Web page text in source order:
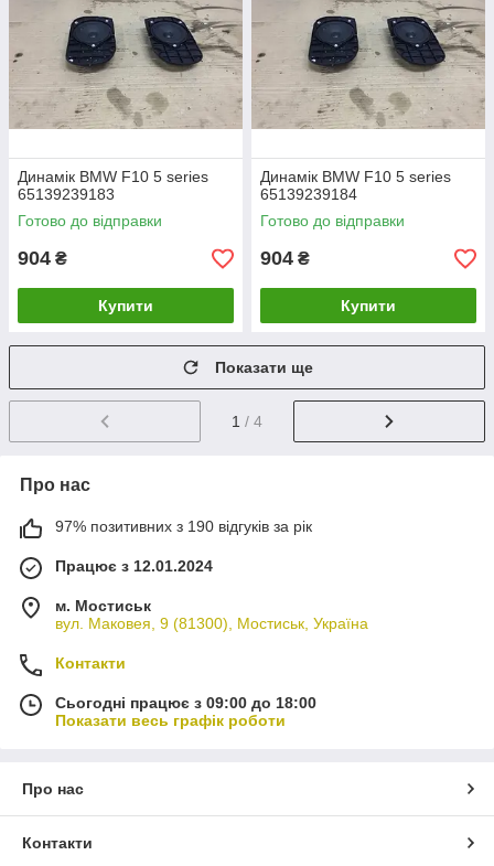
Динамік BMW F10 5 series
65139239183
Готово до відправки
904 ₴
Купити
Динамік BMW F10 5 series
65139239184
Готово до відправки
904 ₴
Купити
Показати ще
1 / 4
Про нас
97% позитивних з 190 відгуків за рік
Працює з 12.01.2024
м. Мостиськ
вул. Маковея, 9 (81300), Мостиськ, Україна
Контакти
Сьогодні працює з 09:00 до 18:00
Показати весь графік роботи
Про нас
Контакти